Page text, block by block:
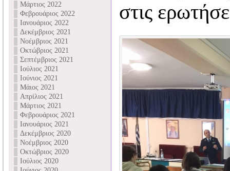
Μάρτιος 2022
Φεβρουάριος 2022
Ιανουάριος 2022
Δεκέμβριος 2021
Νοέμβριος 2021
Οκτώβριος 2021
Σεπτέμβριος 2021
Ιούλιος 2021
Ιούνιος 2021
Μάιος 2021
Απρίλιος 2021
Μάρτιος 2021
Φεβρουάριος 2021
Ιανουάριος 2021
Δεκέμβριος 2020
Νοέμβριος 2020
Οκτώβριος 2020
Ιούλιος 2020
στις